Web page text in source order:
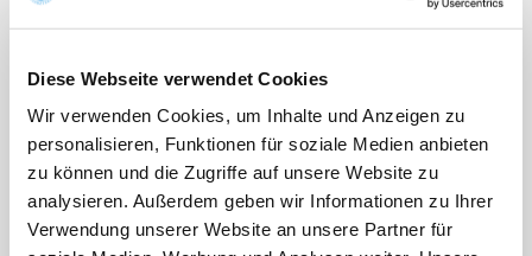
Diese Webseite verwendet Cookies
Wir verwenden Cookies, um Inhalte und Anzeigen zu
personalisieren, Funktionen für soziale Medien anbieten
zu können und die Zugriffe auf unsere Website zu
analysieren. Außerdem geben wir Informationen zu Ihrer
Verwendung unserer Website an unsere Partner für
Dupuytren’schen Kontraktur
Zum Ansatz der Nr. 3187 GOÄ bei einer Leberteilresektion
Nr. 3171 GOÄ bei einer Narbenbruchoperation
Zur Abrechnung einer Synovektomie bei